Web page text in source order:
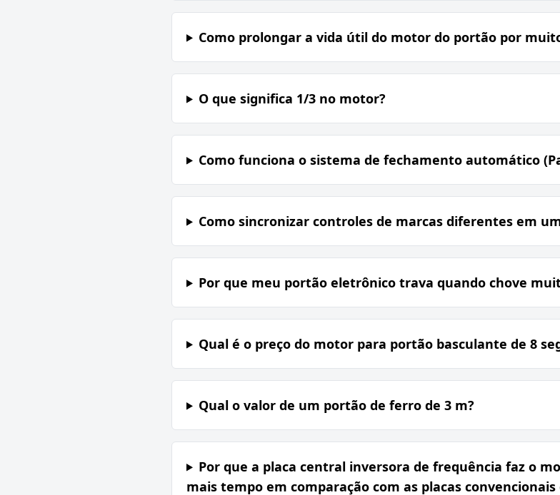
Como prolongar a vida útil do motor do portão por
O que significa 1/3 no motor?
Como funciona o sistema de fechamento automático
Como sincronizar controles de marcas diferentes em
Por que meu portão eletrônico trava quando chove
Qual é o preço do motor para portão basculante de 8
Qual o valor de um portão de ferro de 3 m?
Por que a placa central inversora de frequência faz o
mais tempo em comparação com as placas convencionais